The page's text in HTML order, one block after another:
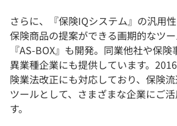
さらに、『保険IQシステム』の汎用
保険商品の提案ができる画期的なツー
『AS-BOX』も開発。同業他社や保
異業種企業にも提供しています。
険業法改正にも対応しており、保険
ツールとして、さまざまな企業にご
す。